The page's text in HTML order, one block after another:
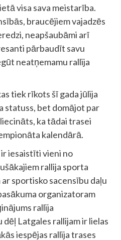
visa sava meistarība.
braucējiem vajadzēs
neapšaubāmi arī
pārbaudīt savu
neatņemamu rallija
tiek rīkots šī gada jūlija
statuss, bet domājot par
ka tādai trasei
kalendārā.
iesaistīti vieni no
rallija sporta
sportisko sacensību daļu
organizatoram
rallija
Latgales rallijam ir lielas
iespējas rallija trases